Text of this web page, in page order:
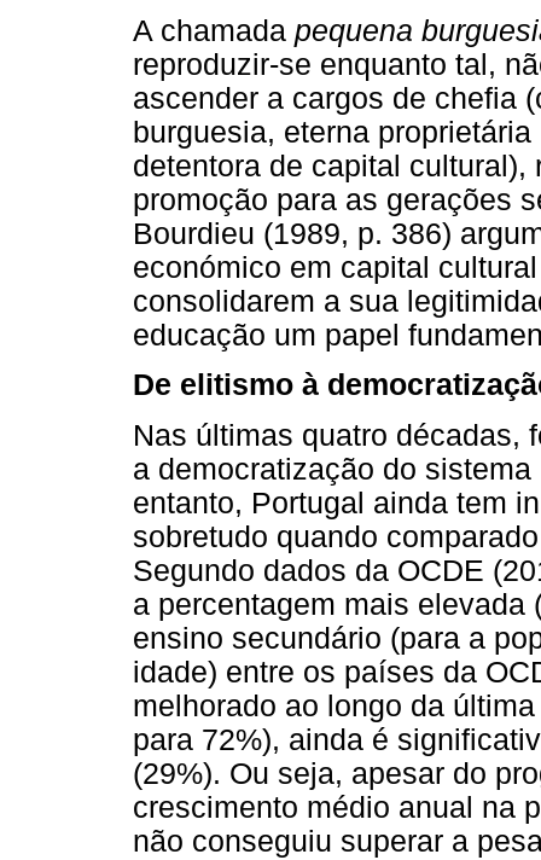
A chamada pequena
reproduzir-se enquanto tal,
ascender a cargos de chefia
burguesia, eterna
detentora de capital
promoção para as gerações
Bourdieu (1989, p. 386)
económico em capital
consolidarem a sua
educação um papel
De elitismo à
Nas últimas quatro décadas,
a democratização do
entanto, Portugal ainda tem
sobretudo quando
Segundo dados da OCDE
a percentagem mais elevada
ensino secundário (para a
idade) entre os países da
melhorado ao longo da
para 72%), ainda é
(29%). Ou seja, apesar do
crescimento médio anual na
não conseguiu superar a